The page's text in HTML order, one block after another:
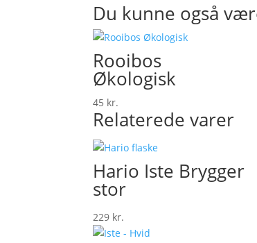
Du kunne også
Rooibos
Økologisk
45 kr.
Relaterede varer
Hario Iste Brygger
stor
229 kr.